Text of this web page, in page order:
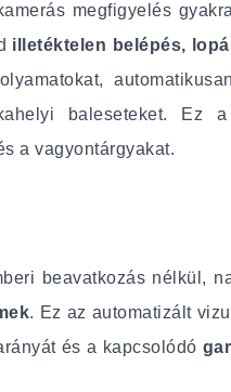
megfigyelés
illetéktelen belépés,
baleseteket. Ez a
a vagyontárgyakat.
beavatkozás nélkül,
. Ez az automatizált
és a kapcsolódó